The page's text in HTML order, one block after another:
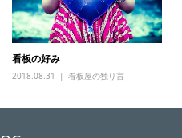
看板の好み
2018.08.31 看板屋の独り言